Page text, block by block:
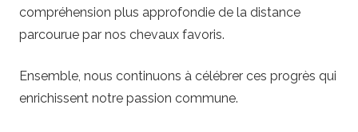
compréhension plus approfondie de la distance
parcourue par nos chevaux favoris.
Ensemble, nous continuons à célébrer ces progrès qui
enrichissent notre passion commune.